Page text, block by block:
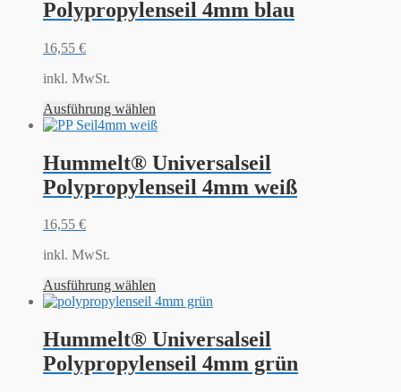
Polypropylenseil 4mm blau
16,55 €
inkl. MwSt.
Ausführung wählen
Hummelt® Universalseil
Polypropylenseil 4mm weiß
16,55 €
inkl. MwSt.
Ausführung wählen
Hummelt® Universalseil
Polypropylenseil 4mm grün